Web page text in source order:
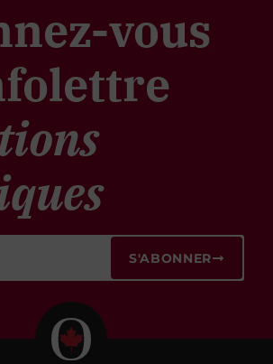
vous
S'ABONNER